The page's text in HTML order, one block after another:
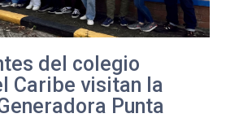
del colegio
Caribe visitan la
Punta